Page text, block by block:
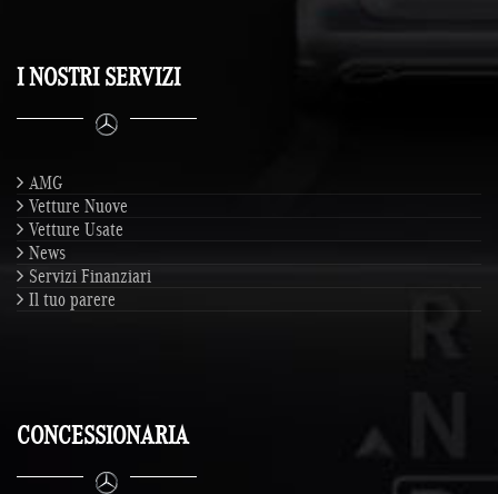
I NOSTRI SERVIZI
AMG
Vetture Nuove
Vetture Usate
News
Servizi Finanziari
Il tuo parere
CONCESSIONARIA